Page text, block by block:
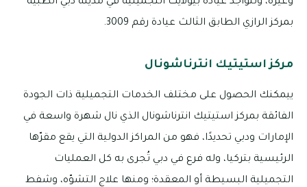
بمركز الرازي الطابق الثالث عيادة رقم 3009.
مركز استيتيك انترناشونال
ييمكنك الحصول على مختلف الخدمات التجميلية ذات الجودة
الفائقة بمركز استيتيك انترناشونال الذي نال شهرة واسعة في
الإمارات ودبي تحديدًا، فهو من المراكز الدولية التي يقع مقرّها
الرئيسية بتركيا، وله فرع في دبي تُجرى به كل العمليات
التجميلية البسيطة أو المعقدة؛ ومنها علاج التشوّه، وشفط